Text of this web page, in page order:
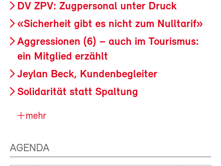
DV ZPV: Zugpersonal unter Druck
«Sicherheit gibt es nicht zum Nulltarif»
Aggressionen (6) – auch im Tourismus:
ein Mitglied erzählt
Jeylan Beck, Kundenbegleiter
Solidarität statt Spaltung
mehr
AGENDA